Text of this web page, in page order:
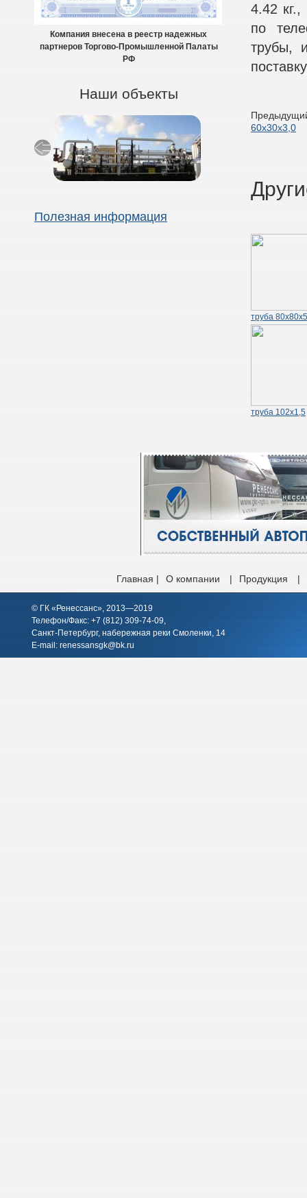
Компания внесена в реестр надежных
партнеров Торгово-Промышленной Палаты
РФ
Наши объекты
Полезная информация
4.42
по
трубы,
60х30х3,0
труба
труба 102х1,5
Главная | О компании | Продукция |
© ГК «Ренессанс», 2013—2019
Телефон/Факс: +7 (812) 309-74-09,
Санкт-Петербург, набережная реки Смоленки, 14
E-mail: renessansgk@bk.ru